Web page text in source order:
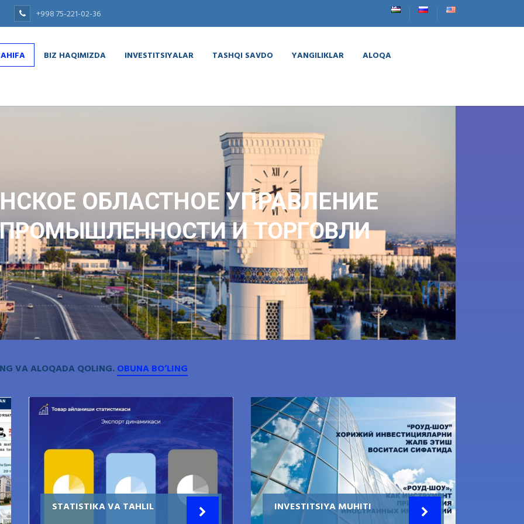
+998 75-221-02-36
BIZ HAQIMIZDA INVESTITSIYALAR TASHQI SAVDO YANGILIKLAR ALOQA
ОБЛАСТНОЕ УПРАВЛЕНИЕ
И ТОРГОВЛИ
VA ALOQADA QOLING. OBUNA BO’LING
STATISTIKA VA TAHLIL INVESTITSIYA MUHITI